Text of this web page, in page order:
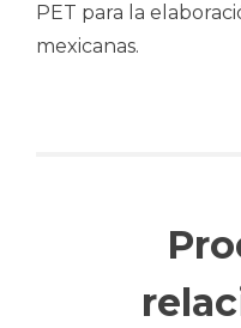
PET para la
mexicanas.